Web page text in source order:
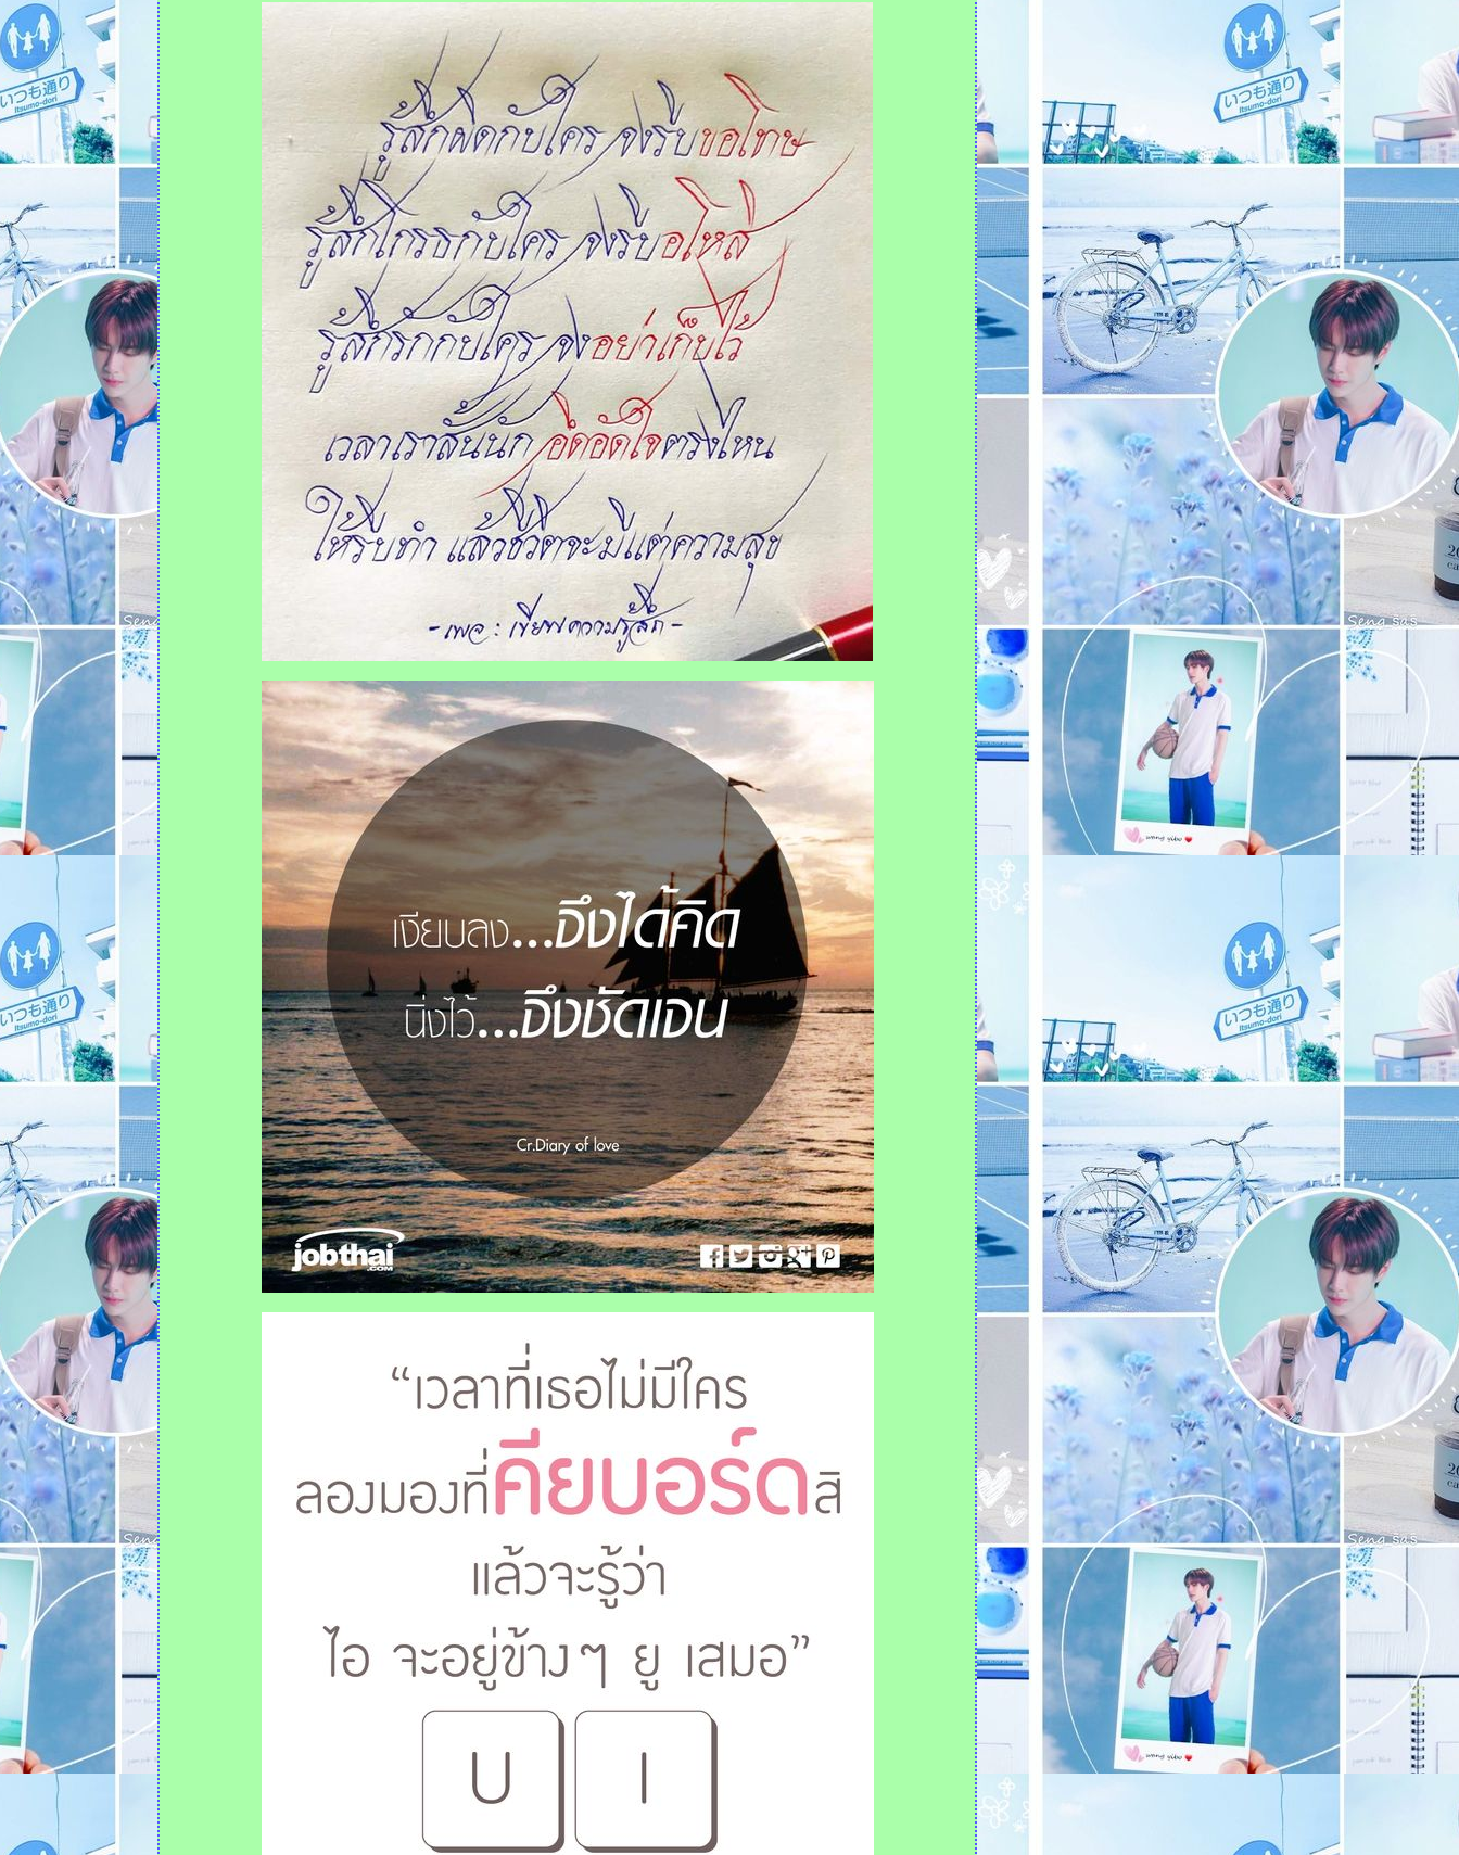
Quotes คำคม (28)
Quotes คำคม (27)
Quotes คำคม (26)
Quotes คำคม (24)
Quotes คำคม (23)
Quotes คำคม (22)
Quotes คำคม (21)
Quotes คำคม (20)
Quotes คำคม (19)
Quotes คำคม (18)
Quotes คำคม (17)
Quotes คำคม (16)
Quotes คำคม (15)
Quotes คำคม (14)
Quotes คำคม (13)
Quotes คำคม (12)
Quotes คำคม (11)
Quotes คำคม (10)
Quotes คำคม (9)
Quotes คำคม (8)
Quotes คำคม (7)
Quotes คำคม (6)
Quotes คำคม (5)
Quotes คำคม (4)
Quotes คำคม (3)
มรดกธรรม คำพุทธทาส | รัก |
คำเทศนา แผนชีวิตเพื่อชีวิต
(สุภาษิต 16:1)
ธรรมะที่แม่บันทึก (16)
ข้อคิดจากหนังสือ "เสียง
หัวเราะเรียกความโชคดี"
คำเทศนา ทำไมคุณถึงกลัว?
(มาระโก 4:35-41)
คำเทศนา เราจะยืนหยัด
ท่ามกลางกระแสสังคมได้
อย่างไร (ดาเนียล 1:1-21)
ธรรมะที่แม่บันทึก (15)
ธรรมะที่แม่บันทึก (14)
ธรรมะที่แม่บันทึก (13)
ธรรมะที่แม่บันทึก (12)
ธรรมะที่แม่บันทึก (11)
ธรรมะที่แม่บันทึก (10)
ธรรมะที่แม่บันทึก (9)
ธรรมะที่แม่บันทึก (8)
ธรรมะที่แม่บันทึก (7)
ข้อคิดจากไลน์พ่อ
ธรรมะจากทวิตเตอร์
ธรรมะจากไลน์แม่ :: ในทุกๆ
วันของชีวิต เรามีโอกาสเจอ
"โชคดี" 2 แบบ
มุมมองดีๆ จากหนุ่มคนนี้ พีช